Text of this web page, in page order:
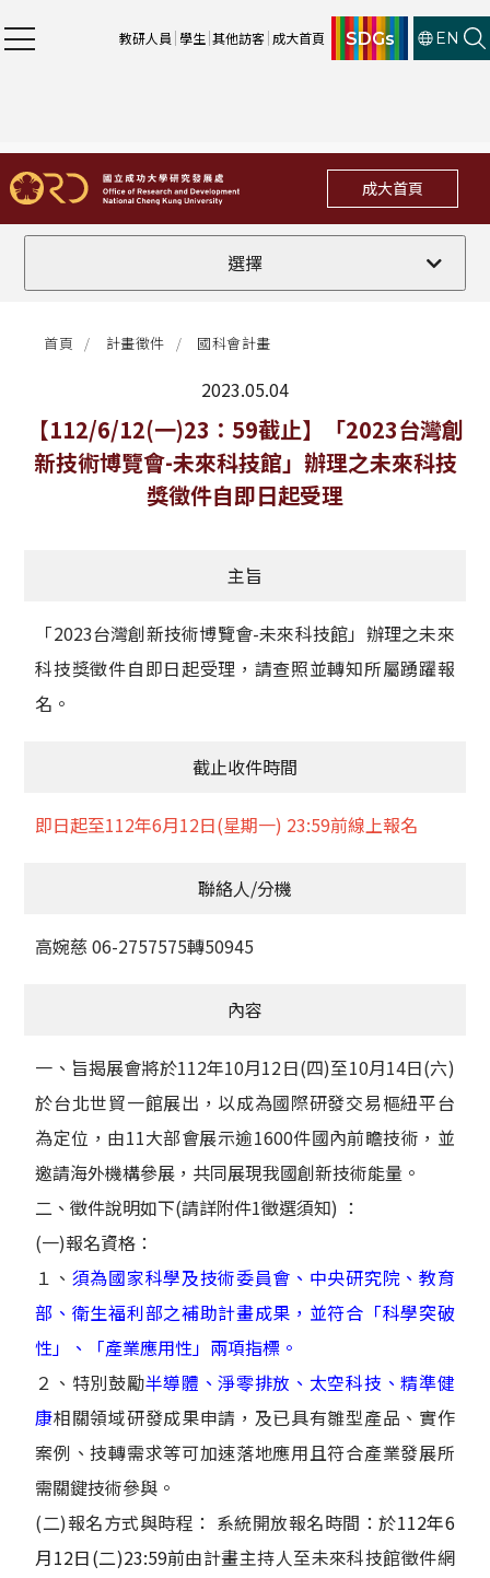
教研人員 學生 其他訪客 成大首頁 SDGs EN
成大首頁
選擇
全部
法規修訂
補助獎項
活動訊息
學術榮譽
其他
首頁 計畫徵件 國科會計畫
2023.05.04
最新消息
【112/6/12(一)23：59截止】「2023台灣創
新技術博覽會-未來科技館」辦理之未來科技
獎徵件自即日起受理
主旨
「2023台灣創新技術博覽會-未來科技館」辦理之未來
科技獎徵件自即日起受理，請查照並轉知所屬踴躍報
名。
截止收件時間
即日起至112年6月12日(星期一) 23:59前線上報名
聯絡人/分機
高婉慈 06-2757575轉50945
內容
一、旨揭展會將於112年10月12日(四)至10月14日(六)
於台北世貿一館展出，以成為國際研發交易樞紐平台
為定位，由11大部會展示逾1600件國內前瞻技術，並
邀請海外機構參展，共同展現我國創新技術能量。
二、徵件說明如下(請詳附件1徵選須知) ：
(一)報名資格：
１、 須為國家科學及技術委員會、中央研究院、教育
部、衛生福利部之補助計畫成果，並符合「科學突破
性」、「產業應用性」兩項指標。
２、特別鼓勵半導體、淨零排放、太空科技、精準健
康相關領域研發成果申請，及已具有雛型產品、實作
案例、技轉需求等可加速落地應用且符合產業發展所
需關鍵技術參與。
(二)報名方式與時程： 系統開放報名時間：於112年6
月12日(二)23:59前由計畫主持人至未來科技館徵件網